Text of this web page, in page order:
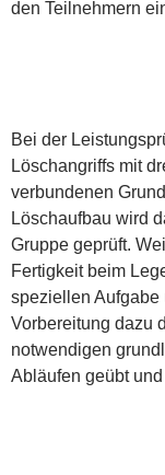
den Teilnehmern
Bei der
Löschangriffs mit
verbundenen
Löschaufbau wird
Gruppe geprüft.
Fertigkeit beim
speziellen
Vorbereitung dazu
notwendigen
Abläufen geübt